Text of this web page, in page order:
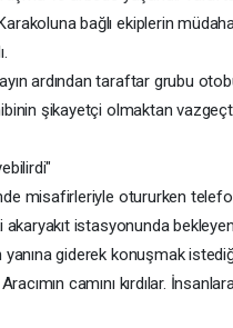
bağlı ekiplerin
ardından taraftar grubu
şikayetçi olmaktan
misafirleriyle otururken
akaryakıt istasyonunda
giderek konuşmak
Aracımın camını kırdılar.